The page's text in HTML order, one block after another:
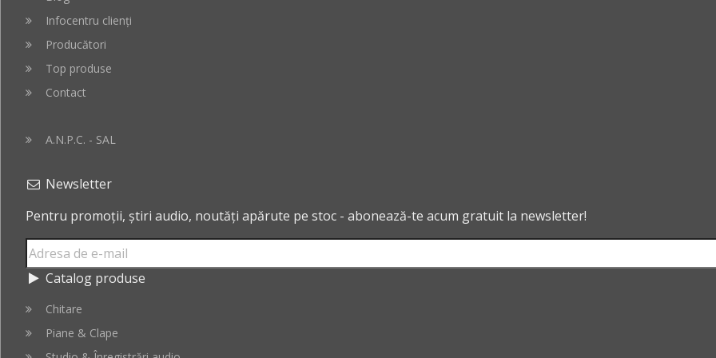
Infocentru clienți
Producători
Top produse
Contact
A.N.P.C. - SAL
Newsletter
Pentru promoții, știri audio, noutăți apărute pe stoc - abonează-te acum gratuit la newsletter!
Catalog produse
Chitare
Piane & Clape